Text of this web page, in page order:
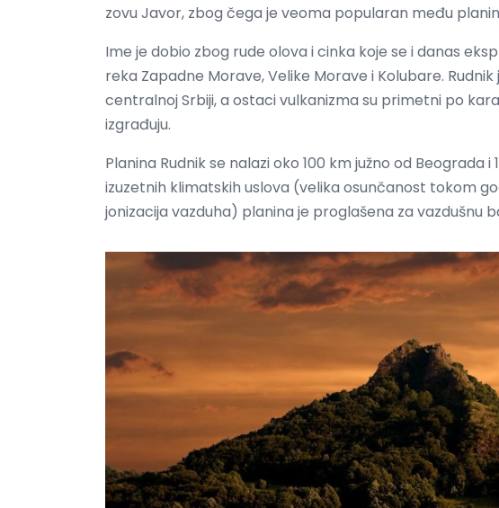
zovu Javor, zbog čega je veoma popularan među
Ime je dobio zbog rude olova i cinka koje se i danas
reka Zapadne Morave, Velike Morave i Kolubare.
centralnoj Srbiji, a ostaci vulkanizma su primetni po
izgrađuju.
Planina Rudnik se nalazi oko 100 km južno od Beograda
izuzetnih klimatskih uslova (velika osunčanost tokom
jonizacija vazduha) planina je proglašena za vazdušnu